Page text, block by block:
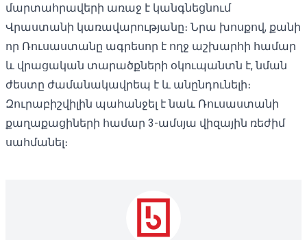
մարտահրավերի առաջ է կանգնեցնում
Վրաստանի կառավարությանը։ Նրա խոսքով, քանի
որ Ռուսաստանը ագրեսոր է ողջ աշխարհի համար
և վրացական տարածքների օկուպանտն է, նման
ժեստը ժամանակավրեպ է և անընդունելի։
Զուրաբիշվիլին պահանջել է նաև Ռուսաստանի
քաղաքացիների համար 3-ամսյա վիզային ռեժիմ
սահմանել։